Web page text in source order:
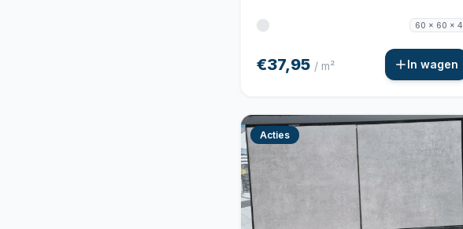
60 x 60 x 4
€37,95 / m² In wagen
Acties